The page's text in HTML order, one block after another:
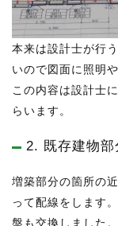
本来は設計士が行
いので図面に照明
この内容は設計士
らいます。
2. 既存建物部
増築部分の箇所の
って配線をします
盤も交換しました。